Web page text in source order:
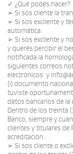
✓ ¿Qué podés hacer?
➢ Si sos cliente la
➢ Si sos excliente y
automática.
➢ Si sos excliente y
y querés percibir el
notificada la
siguientes correos
electrónicos: y
(i) documento
tuviste
datos bancarios de la
Dentro de los treinta
Banco, siempre y
clientes y titulares de
acreditación.
➢ Si sos cliente o